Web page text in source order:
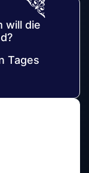
will die
Tages